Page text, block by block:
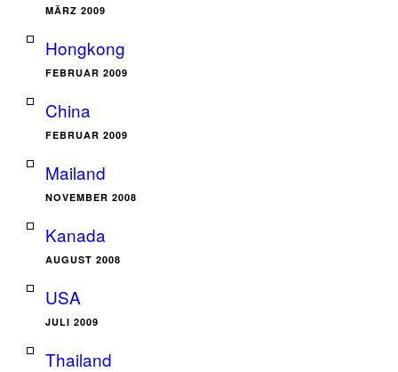
MÄRZ 2009
Hongkong
FEBRUAR 2009
China
FEBRUAR 2009
Mailand
NOVEMBER 2008
Kanada
AUGUST 2008
USA
JULI 2009
Thailand